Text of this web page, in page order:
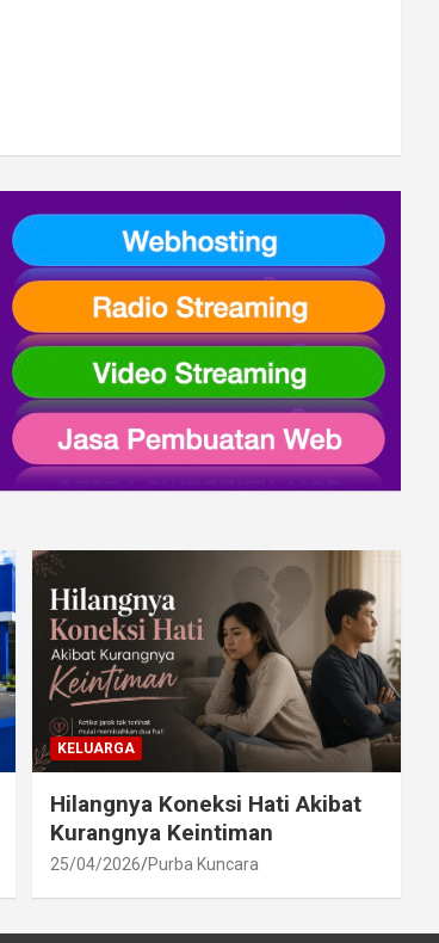
KELUARGA
Hilangnya Koneksi Hati Akibat
Kurangnya Keintiman
25/04/2026 Purba Kuncara